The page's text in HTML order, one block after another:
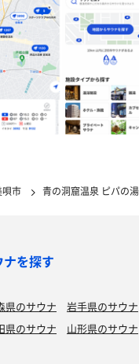
唄市 青の洞窟温泉 ピパの
を探す
県のサウナ
岩手県のサウナ
県のサウナ
山形県のサウナ